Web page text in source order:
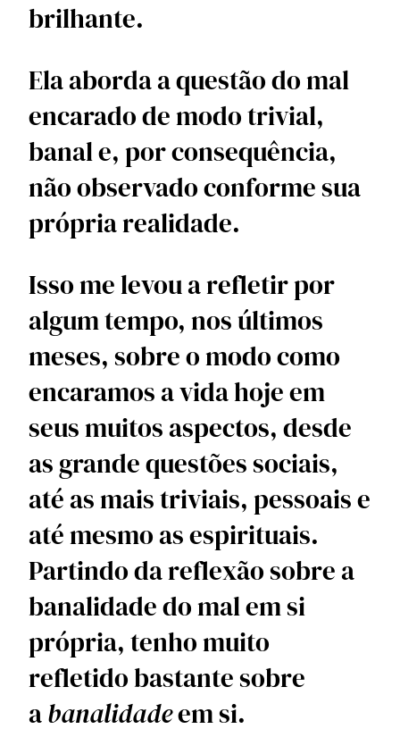
brilhante.
Ela aborda a questão do mal
encarado de modo trivial,
banal e, por consequência,
não observado conforme sua
própria realidade.
Isso me levou a refletir por
algum tempo, nos últimos
meses, sobre o modo como
encaramos a vida hoje em
seus muitos aspectos, desde
as grande questões sociais,
até as mais triviais, pessoais e
até mesmo as espirituais.
Partindo da reflexão sobre a
banalidade do mal em si
própria, tenho muito
refletido bastante sobre
a banalidade em si.